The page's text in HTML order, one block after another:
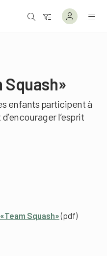
Squash»
enfants participent à
l’esprit
Squash»(pdf)